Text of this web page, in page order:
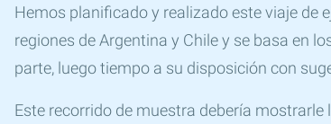
Hemos planificado y realizado este viaje de
regiones de Argentina y Chile y se basa en
parte, luego tiempo a su disposición con
Este recorrido de muestra debería